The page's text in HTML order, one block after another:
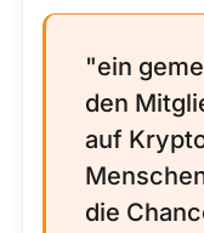
"ein
den
auf
die